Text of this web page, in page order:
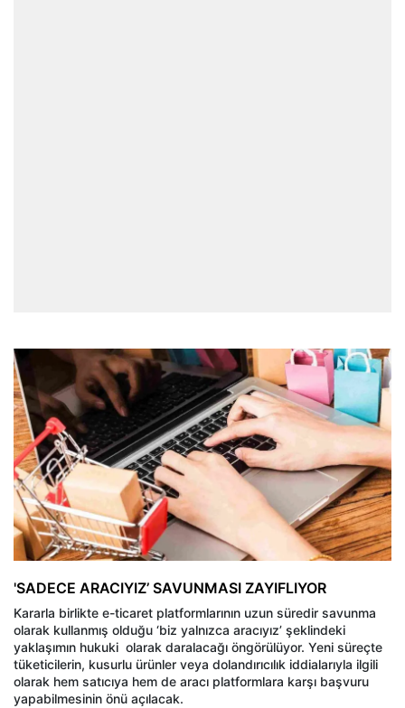
'SADECE ARACIYIZ’ SAVUNMASI ZAYIFLIYOR
Kararla birlikte e-ticaret platformlarının uzun süredir savunma
olarak kullanmış olduğu ‘biz yalnızca aracıyız’ şeklindeki
yaklaşımın hukuki olarak daralacağı öngörülüyor. Yeni süreçte
tüketicilerin, kusurlu ürünler veya dolandırıcılık iddialarıyla ilgili
olarak hem satıcıya hem de aracı platformlara karşı başvuru
yapabilmesinin önü açılacak.